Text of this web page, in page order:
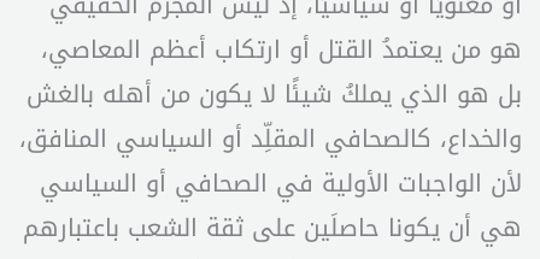
هو من يعتمدُ القتل أو ارتكاب أعظم المعاصي،
بل هو الذي يملكُ شيئًا لا يكون من أهله بالغش
والخداع، كالصحافي المقلِّد أو السياسي المنافق،
لأن الواجبات الأولية في الصحافي أو السياسي
هي أن يكونا حاصلَين على ثقة الشعب باعتبارهم